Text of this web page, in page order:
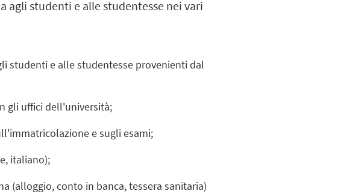
studenti e alle studentesse nei vari
studenti e alle studentesse provenienti dal
gli uffici dell'università;
e sugli esami;
italiano);
(alloggio, conto in banca, tessera sanitaria)